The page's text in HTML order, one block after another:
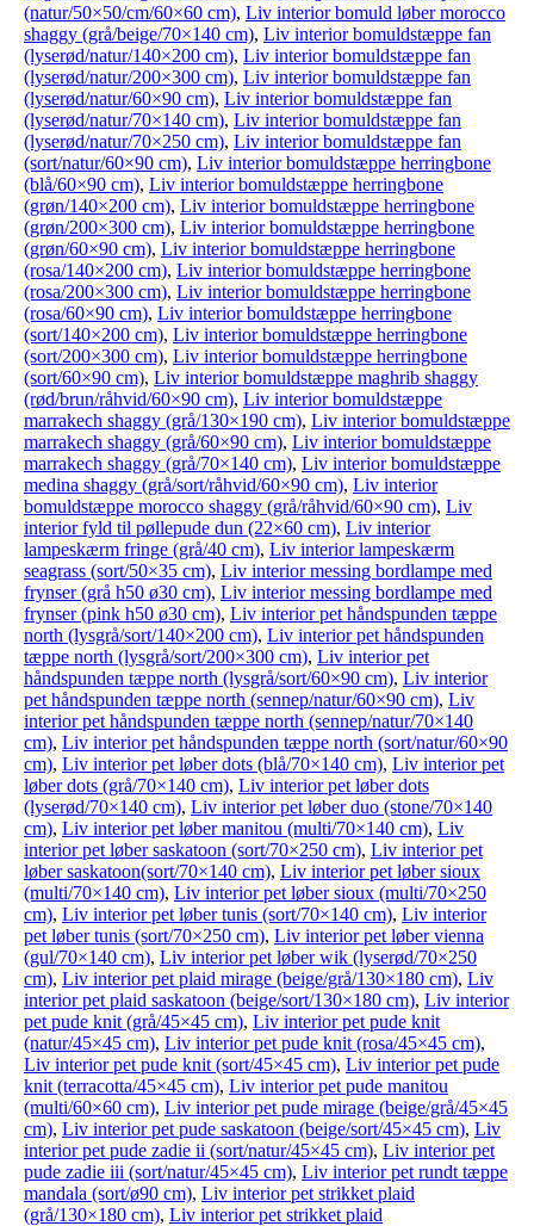
(natur/50×50/cm/60×60 cm), Liv interior bomuld løber morocco
shaggy (grå/beige/70×140 cm), Liv interior bomuldstæppe fan
(lyserød/natur/140×200 cm), Liv interior bomuldstæppe fan
(lyserød/natur/200×300 cm), Liv interior bomuldstæppe fan
(lyserød/natur/60×90 cm), Liv interior bomuldstæppe fan
(lyserød/natur/70×140 cm), Liv interior bomuldstæppe fan
(lyserød/natur/70×250 cm), Liv interior bomuldstæppe fan
(sort/natur/60×90 cm), Liv interior bomuldstæppe herringbone
(blå/60×90 cm), Liv interior bomuldstæppe herringbone
(grøn/140×200 cm), Liv interior bomuldstæppe herringbone
(grøn/200×300 cm), Liv interior bomuldstæppe herringbone
(grøn/60×90 cm), Liv interior bomuldstæppe herringbone
(rosa/140×200 cm), Liv interior bomuldstæppe herringbone
(rosa/200×300 cm), Liv interior bomuldstæppe herringbone
(rosa/60×90 cm), Liv interior bomuldstæppe herringbone
(sort/140×200 cm), Liv interior bomuldstæppe herringbone
(sort/200×300 cm), Liv interior bomuldstæppe herringbone
(sort/60×90 cm), Liv interior bomuldstæppe maghrib shaggy
(rød/brun/råhvid/60×90 cm), Liv interior bomuldstæppe
marrakech shaggy (grå/130×190 cm), Liv interior bomuldstæppe
marrakech shaggy (grå/60×90 cm), Liv interior bomuldstæppe
marrakech shaggy (grå/70×140 cm), Liv interior bomuldstæppe
medina shaggy (grå/sort/råhvid/60×90 cm), Liv interior
bomuldstæppe morocco shaggy (grå/råhvid/60×90 cm), Liv
interior fyld til pøllepude dun (22×60 cm), Liv interior
lampeskærm fringe (grå/40 cm), Liv interior lampeskærm
seagrass (sort/50×35 cm), Liv interior messing bordlampe med
frynser (grå h50 ø30 cm), Liv interior messing bordlampe med
frynser (pink h50 ø30 cm), Liv interior pet håndspunden tæppe
north (lysgrå/sort/140×200 cm), Liv interior pet håndspunden
tæppe north (lysgrå/sort/200×300 cm), Liv interior pet
håndspunden tæppe north (lysgrå/sort/60×90 cm), Liv interior
pet håndspunden tæppe north (sennep/natur/60×90 cm), Liv
interior pet håndspunden tæppe north (sennep/natur/70×140
cm), Liv interior pet håndspunden tæppe north (sort/natur/60×90
cm), Liv interior pet løber dots (blå/70×140 cm), Liv interior pet
løber dots (grå/70×140 cm), Liv interior pet løber dots
(lyserød/70×140 cm), Liv interior pet løber duo (stone/70×140
cm), Liv interior pet løber manitou (multi/70×140 cm), Liv
interior pet løber saskatoon (sort/70×250 cm), Liv interior pet
løber saskatoon(sort/70×140 cm), Liv interior pet løber sioux
(multi/70×140 cm), Liv interior pet løber sioux (multi/70×250
cm), Liv interior pet løber tunis (sort/70×140 cm), Liv interior
pet løber tunis (sort/70×250 cm), Liv interior pet løber vienna
(gul/70×140 cm), Liv interior pet løber wik (lyserød/70×250
cm), Liv interior pet plaid mirage (beige/grå/130×180 cm), Liv
interior pet plaid saskatoon (beige/sort/130×180 cm), Liv interior
pet pude knit (grå/45×45 cm), Liv interior pet pude knit
(natur/45×45 cm), Liv interior pet pude knit (rosa/45×45 cm),
Liv interior pet pude knit (sort/45×45 cm), Liv interior pet pude
knit (terracotta/45×45 cm), Liv interior pet pude manitou
(multi/60×60 cm), Liv interior pet pude mirage (beige/grå/45×45
cm), Liv interior pet pude saskatoon (beige/sort/45×45 cm), Liv
interior pet pude zadie ii (sort/natur/45×45 cm), Liv interior pet
pude zadie iii (sort/natur/45×45 cm), Liv interior pet rundt tæppe
mandala (sort/ø90 cm), Liv interior pet strikket plaid
(grå/130×180 cm), Liv interior pet strikket plaid